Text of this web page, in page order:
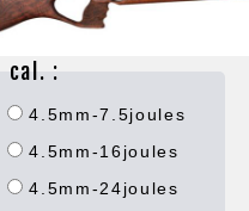
cal. :
4.5mm-7.5joules
4.5mm-16joules
4.5mm-24joules